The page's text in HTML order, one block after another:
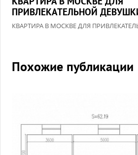
ПРИВЛЕКАТЕЛЬНОЙ
КВАРТИРА В МОСКВЕ ДЛЯ
Похожие публикации